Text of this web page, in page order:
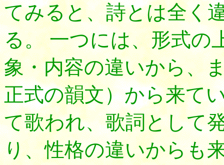
てみると、詩とは全く
る。 一つには、形式の
象・内容の違いから、
正式の韻文）から来て
て歌われ、歌詞として
り、性格の違いからも